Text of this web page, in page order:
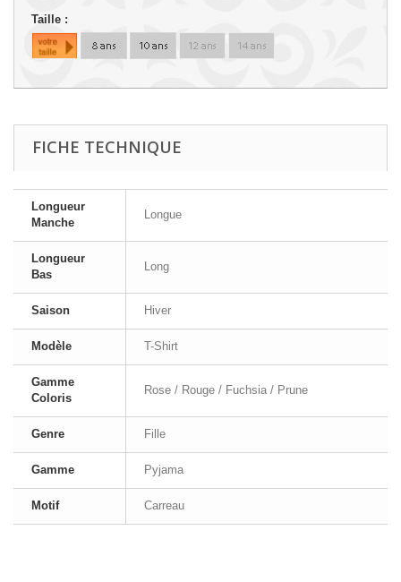
Taille :
FICHE TECHNIQUE
Longueur
Manche
Longue
Longueur
Bas
Long
Saison Hiver
Modèle T-Shirt
Gamme
Coloris
Rose / Rouge / Fuchsia / Prune
Genre Fille
Gamme Pyjama
Motif Carreau